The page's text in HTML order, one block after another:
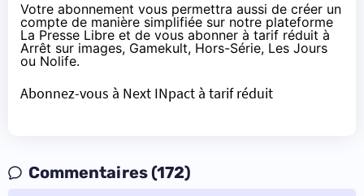
Votre abonnement vous permettra aussi de créer un
compte de manière simplifiée sur notre plateforme
La Presse Libre et de vous abonner à tarif réduit à
Arrêt sur images, Gamekult, Hors-Série, Les Jours
ou Nolife.
Abonnez-vous à Next INpact à tarif réduit
Commentaires (172)